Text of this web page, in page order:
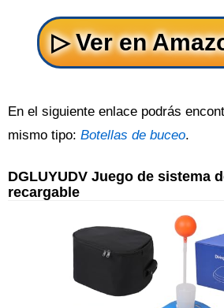
En el siguiente enlace podrás
mismo tipo: Botellas de buceo.
DGLUYUDV Juego de sistema
recargable